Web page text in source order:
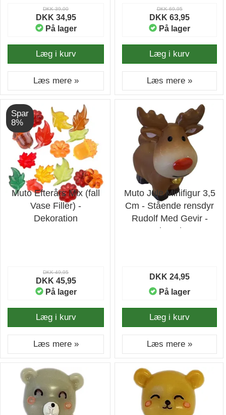
DKK 39,00
DKK 34,95
På lager
Læg i kurv
Læs mere »
DKK 69,95
DKK 63,95
På lager
Læg i kurv
Læs mere »
Spar
8%
Muto Efterårs Mix (fall
Vase Filler) -
Dekoration
DKK 49,95
DKK 45,95
På lager
Læg i kurv
Læs mere »
Muto Jule Minifigur 3,5
Cm - Stående rensdyr
Rudolf Med Gevir -
Dekoration
DKK 24,95
På lager
Læg i kurv
Læs mere »